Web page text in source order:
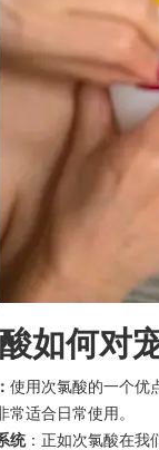
如何对
使用次氯酸的一个优
常适合日常使用。
统：正如次氯酸在我